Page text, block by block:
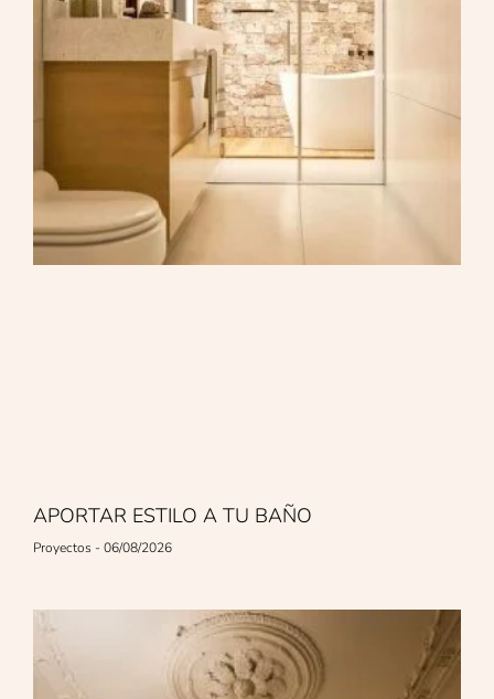
APORTAR ESTILO A TU BAÑO
Proyectos 06/08/2026